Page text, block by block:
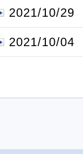
2021/10/29
2021/10/04